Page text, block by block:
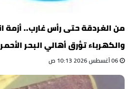
من الغردقة حتى رأس غارب.. أزمة
والكهرباء تؤرق أهالي البحر الأحمر